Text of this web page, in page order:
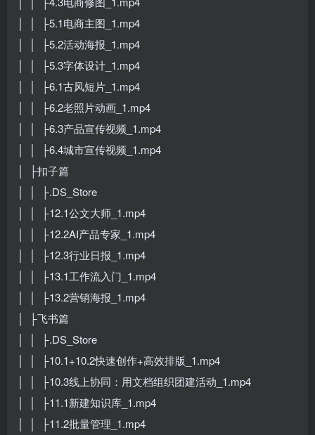
│ │ ├5.1电商主图_1.mp4
│ │ ├5.2活动海报_1.mp4
│ │ ├5.3字体设计_1.mp4
│ │ ├6.1古风短片_1.mp4
│ │ ├6.2老照片动画_1.mp4
│ │ ├6.3产品宣传视频_1.mp4
│ │ ├6.4城市宣传视频_1.mp4
│ ├扣子篇
│ │ ├.DS_Store
│ │ ├12.1公文大师_1.mp4
│ │ ├12.2AI产品专家_1.mp4
│ │ ├12.3行业日报_1.mp4
│ │ ├13.1工作流入门_1.mp4
│ │ ├13.2营销海报_1.mp4
│ ├飞书篇
│ │ ├.DS_Store
│ │ ├10.1+10.2快速创作+高效排版_1.mp4
│ │ ├10.3线上协同：用文档组织团建活动_1.mp4
│ │ ├11.1新建知识库_1.mp4
│ │ ├11.2批量管理_1.mp4